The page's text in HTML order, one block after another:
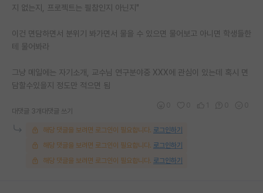
지 없는지, 프로젝트는 필참인지 아닌지"
이건 면담하면서 분위기 봐가면서 물을 수 있으면 물어보고 아니면 학생들한
테 물어봐라
그냥 메일에는 자기소개, 교수님 연구분야중 XXX에 관심이 있는데 혹시 면
담할수있을지 정도만 적으면 됨
대댓글 3개 대댓글 쓰기
해당 댓글을 보려면 로그인이 필요합니다. 로그인하기
해당 댓글을 보려면 로그인이 필요합니다. 로그인하기
해당 댓글을 보려면 로그인이 필요합니다. 로그인하기